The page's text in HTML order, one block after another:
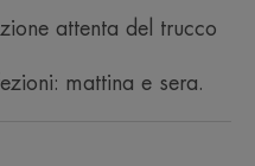
senza
attenta del trucco
mattina e sera.